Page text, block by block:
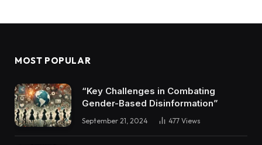
MOST POPULAR
“Key Challenges in Combating
Gender-Based Disinformation”
September 21, 2024 477 Views